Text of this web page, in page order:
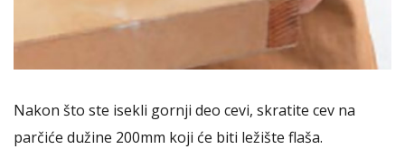
Nakon što ste isekli gornji deo cevi, skratite cev na
parčiće dužine 200mm koji će biti ležište flaša.